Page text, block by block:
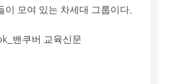
이 모여 있는 차세대 그룹이다.